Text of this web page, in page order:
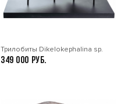
Трилобиты Dikelokephalina sp.
349 000